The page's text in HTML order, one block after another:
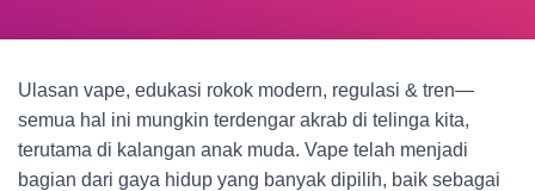
Ulasan vape, edukasi rokok modern, regulasi & tren—
semua hal ini mungkin terdengar akrab di telinga kita,
terutama di kalangan anak muda. Vape telah menjadi
bagian dari gaya hidup yang banyak dipilih, baik sebagai